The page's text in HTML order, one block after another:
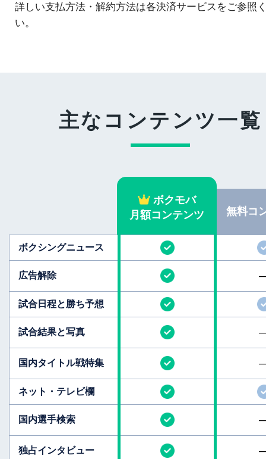
詳しい支払方法・解約方法は各決済サービスをご参照
い。
主なコンテンツ一覧
ボクモバ
月額コンテンツ
無料コ
ボクシングニュース
広告解除
試合日程と勝ち予想
試合結果と写真
国内タイトル戦特集
ネット・テレビ欄
国内選手検索
独占インタビュー